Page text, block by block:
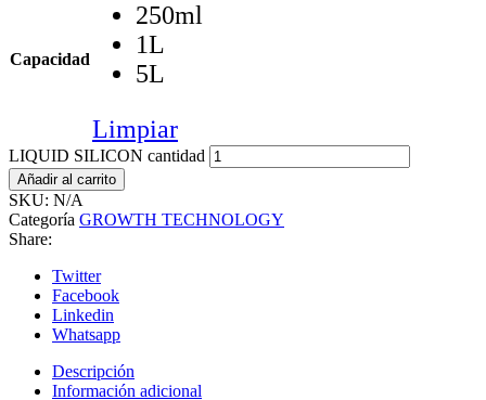
Capacidad
250ml
1L
5L
Limpiar
LIQUID SILICON cantidad
Añadir al carrito
SKU: N/A
Categoría GROWTH TECHNOLOGY
Share:
Twitter
Facebook
Linkedin
Whatsapp
Descripción
Información adicional